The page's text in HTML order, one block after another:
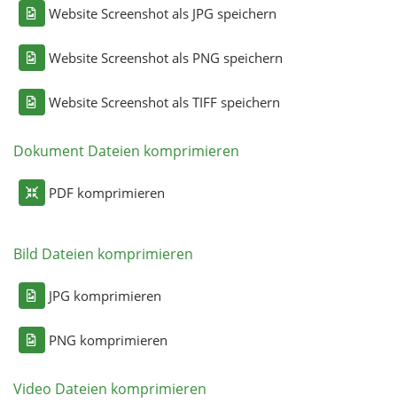
Website Screenshot als JPG speichern
Website Screenshot als PNG speichern
Website Screenshot als TIFF speichern
Dokument Dateien komprimieren
PDF komprimieren
Bild Dateien komprimieren
JPG komprimieren
PNG komprimieren
Video Dateien komprimieren